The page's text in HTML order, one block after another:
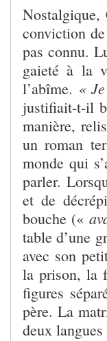
Nostalgique,
conviction
pas connu.
gaieté à la
l’abîme. «
justifiait-t-il
manière,
un roman
monde qui
parler.
et de
bouche («
table d’une
avec son
la prison, la
figures
père. La
deux